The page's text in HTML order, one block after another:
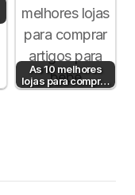
As 10 melhores
lojas para comprar
artigos para bebé